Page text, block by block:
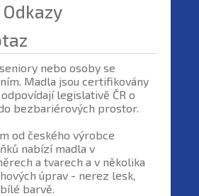
Odkazy
nebo osoby se
Madla jsou certifikovány
legislativě ČR o
bezbariérových prostor.
od českého výrobce
nabízí madla v
a tvarech a v několika
úprav - nerez lesk,
barvě.